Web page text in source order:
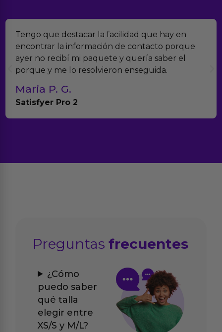
Tengo que destacar la facilidad que hay en
encontrar la información de contacto porque
ayer no recibí mi paquete y quería saber el
porque y me lo resolvieron enseguida.
Maria P. G.
Satisfyer Pro 2
Preguntasfrecuentes
¿Cómo
puedo saber
qué talla
elegir entre
XS/S y M/L?